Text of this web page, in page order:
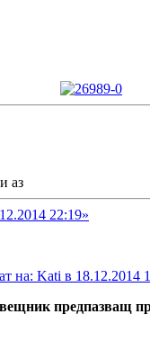
аз
22:19»
на: Kati в 18.12.2014
предпазващ